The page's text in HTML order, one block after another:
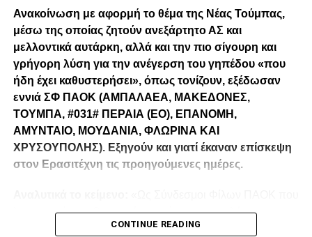
Ανακοίνωση με αφορμή το θέμα της Νέας Τούμπας,
μέσω της οποίας ζητούν ανεξάρτητο ΑΣ και
μελλοντικά αυτάρκη, αλλά και την πιο σίγουρη και
γρήγορη λύση για την ανέγερση του γηπέδου «που
ήδη έχει καθυστερήσει», όπως τονίζουν, εξέδωσαν
εννιά ΣΦ ΠΑΟΚ (ΑΜΠΑΛΑΕΑ, ΜΑΚΕΔΟΝΕΣ,
ΤΟΥΜΠΑ, #031# ΠΕΡΑΙΑ (ΕΟ), ΕΠΑΝΟΜΗ,
ΑΜΥΝΤΑΙΟ, ΜΟΥΔΑΝΙΑ, ΦΛΩΡΙΝΑ ΚΑΙ
ΧΡΥΣΟΥΠΟΛΗΣ). Εξηγούν και γιατί έκαναν επίσκεψη
στον Ερασιτέχνη τις προηγούμενες ημέρες.
λειτουργούμε καθημερινά με γνώμωνα το καλό του
Δικεφάλου και μόνο, αισθανόμαστε την ανάγκη να
CONTINUE READING